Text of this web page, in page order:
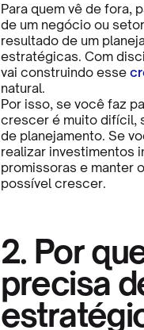
Para quem vê de fora,
de um negócio ou
resultado de um
estratégicas. Com
vai construindo esse
natural.
Por isso, se você faz
crescer é muito difícil,
de planejamento. Se
realizar investimentos
promissoras e manter
possível crescer.
2. Por
precisa